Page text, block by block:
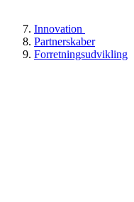
Innovation
Partnerskaber
Forretningsudvikling